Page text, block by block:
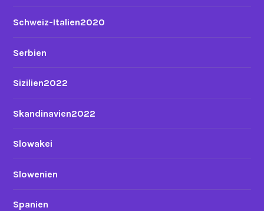
Schweiz-Italien2020
Serbien
Sizilien2022
Skandinavien2022
Slowakei
Slowenien
Spanien